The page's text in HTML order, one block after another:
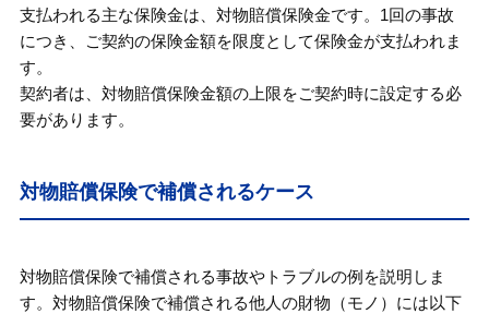
支払われる主な保険金は、対物賠償保険金です。1回の事故
につき、ご契約の保険金額を限度として保険金が支払われま
す。
契約者は、対物賠償保険金額の上限をご契約時に設定する必
要があります。
対物賠償保険で補償されるケース
対物賠償保険で補償される事故やトラブルの例を説明しま
す。対物賠償保険で補償される他人の財物（モノ）には以下